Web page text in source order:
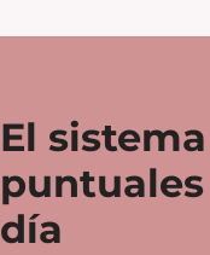
El
puntuales
día